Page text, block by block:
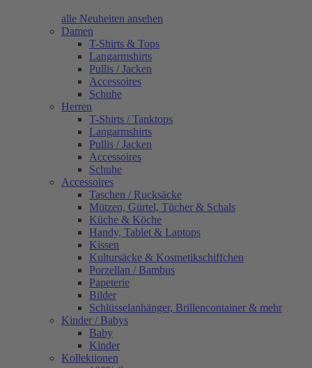
alle Neuheiten ansehen
Damen
T-Shirts & Tops
Langarmshirts
Pullis / Jacken
Accessoires
Schuhe
Herren
T-Shirts / Tanktops
Langarmshirts
Pullis / Jacken
Accessoires
Schuhe
Accessoires
Taschen / Rucksäcke
Mützen, Gürtel, Tücher & Schals
Küche & Köche
Handy, Tablet & Laptops
Kissen
Kultursäcke & Kosmetikschiffchen
Porzellan / Bambus
Papeterie
Bilder
Schlüsselanhänger, Brillencontainer & mehr
Kinder / Babys
Baby
Kinder
Kollektionen